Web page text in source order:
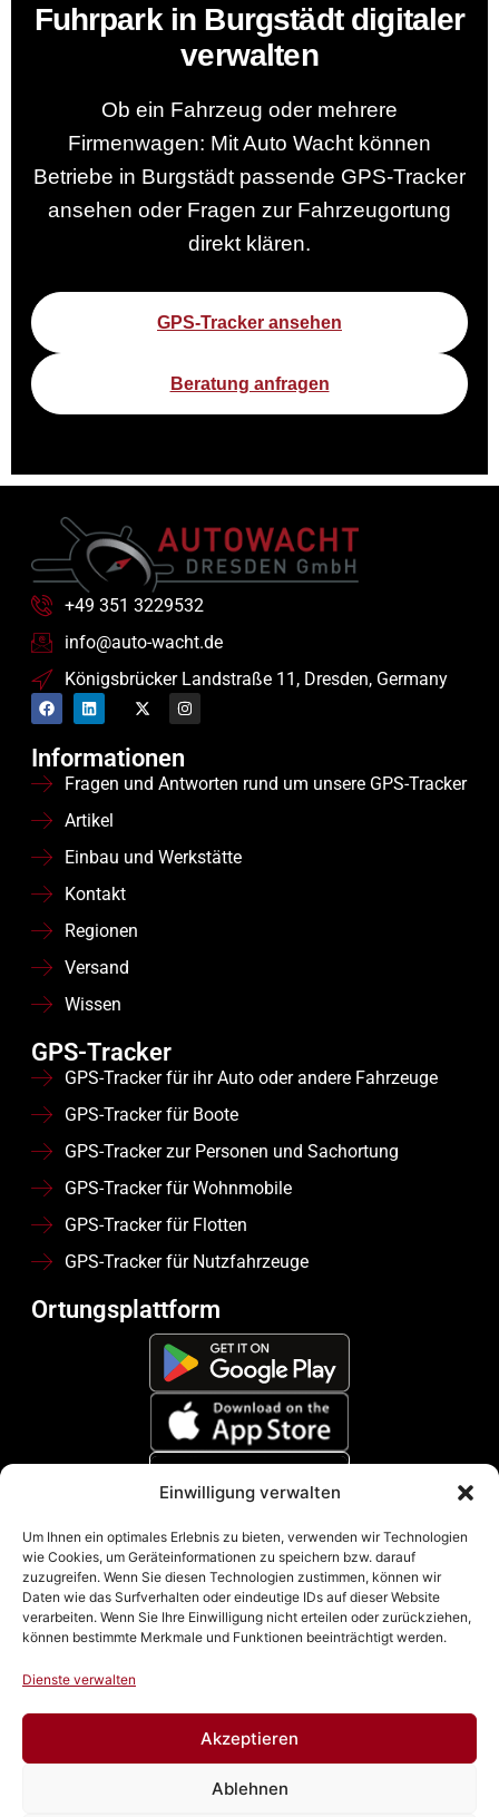
Einwilligung verwalten
Um Ihnen ein optimales Erlebnis zu bieten, verwenden wir Technologien
wie Cookies, um Geräteinformationen zu speichern bzw. darauf
zuzugreifen. Wenn Sie diesen Technologien zustimmen, können wir
Daten wie das Surfverhalten oder eindeutige IDs auf dieser Website
verarbeiten. Wenn Sie Ihre Einwilligung nicht erteilen oder zurückziehen,
können bestimmte Merkmale und Funktionen beeinträchtigt werden.
Dienste verwalten
Akzeptieren
Ablehnen
Fuhrpark in Burgstädt digitaler
verwalten
Ob ein Fahrzeug oder mehrere
Firmenwagen: Mit Auto Wacht können
Betriebe in Burgstädt passende GPS-Tracker
ansehen oder Fragen zur Fahrzeugortung
direkt klären.
GPS-Tracker ansehen
Beratung anfragen
+49 351 3229532
info@auto-wacht.de
Königsbrücker Landstraße 11, Dresden, Germany
Informationen
Fragen und Antworten rund um unsere GPS-Tracker
Artikel
Einbau und Werkstätte
Kontakt
Regionen
Versand
Wissen
GPS-Tracker
GPS-Tracker für ihr Auto oder andere Fahrzeuge
GPS-Tracker für Boote
GPS-Tracker zur Personen und Sachortung
GPS-Tracker für Wohnmobile
GPS-Tracker für Flotten
GPS-Tracker für Nutzfahrzeuge
Ortungsplattform
Zahlungsmethoden
Impressum|Datenschutz|Cookie Richtline (EU)|AGB
& Widerrufsbelehrung